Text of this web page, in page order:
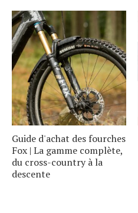
Guide d'achat des fourches
Fox | La gamme complète,
du cross-country à la
descente